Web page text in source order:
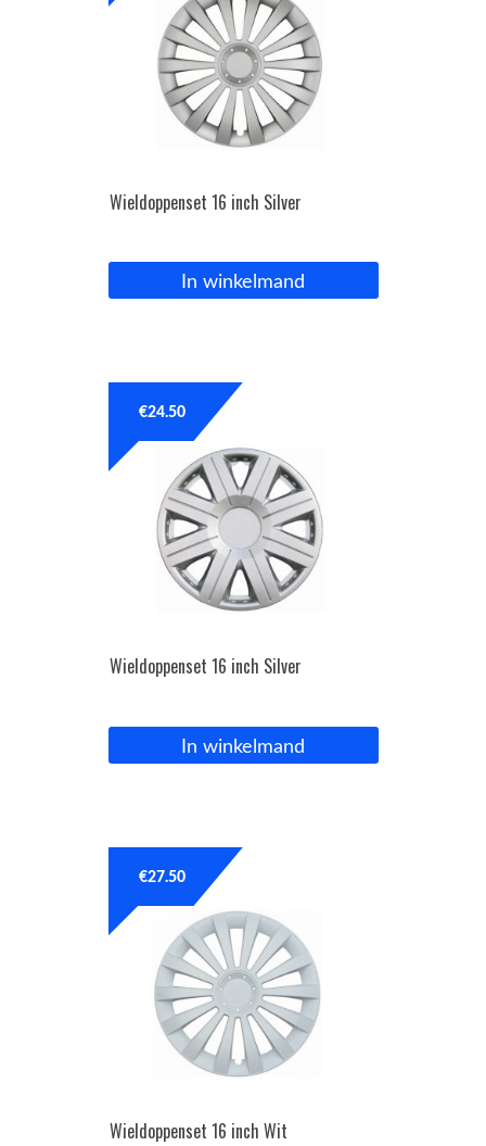
Wieldoppenset 16 inch Silver
In winkelmand
Wieldoppenset 16 inch Silver
€24.50
In winkelmand
Wieldoppenset 16 inch Wit
€27.50